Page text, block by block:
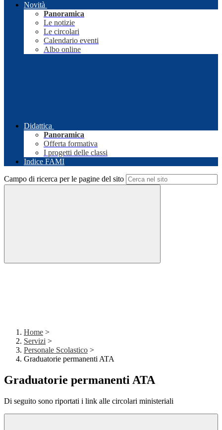
Novità
Panoramica
Le notizie
Le circolari
Calendario eventi
Albo online
Didattica
Panoramica
Offerta formativa
I progetti delle classi
Indice FAMI
Campo di ricerca per le pagine del sito
Home >
Servizi >
Personale Scolastico >
Graduatorie permanenti ATA
Graduatorie permanenti ATA
Di seguito sono riportati i link alle circolari ministeriali